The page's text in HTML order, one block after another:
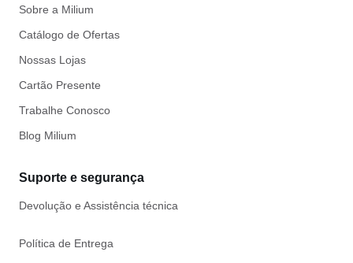
Sobre a Milium
Catálogo de Ofertas
Nossas Lojas
Cartão Presente
Trabalhe Conosco
Blog Milium
Suporte e segurança
Devolução e Assistência técnica
Política de Entrega